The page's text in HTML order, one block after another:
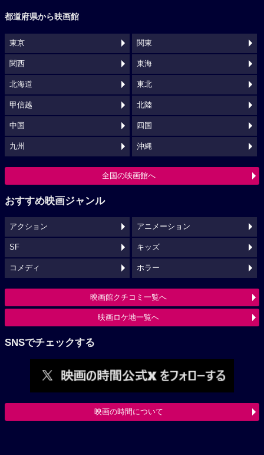
都道府県から映画館
東京 関東
関西 東海
北海道 東北
甲信越 北陸
中国 四国
九州 沖縄
全国の映画館へ
おすすめ映画ジャンル
アクション アニメーション
SF キッズ
コメディ ホラー
映画館クチコミ一覧へ
映画ロケ地一覧へ
SNSでチェックする
映画の時間について